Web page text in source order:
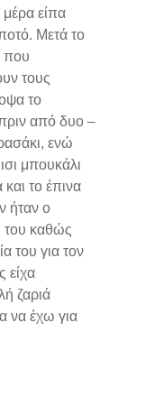
μέρα είπα
Μετά το
που
τους
το
από δυο –
ενώ
μπουκάλι
το έπινα
ήταν ο
του καθώς
του για τον
είχα
ζαριά
να έχω για